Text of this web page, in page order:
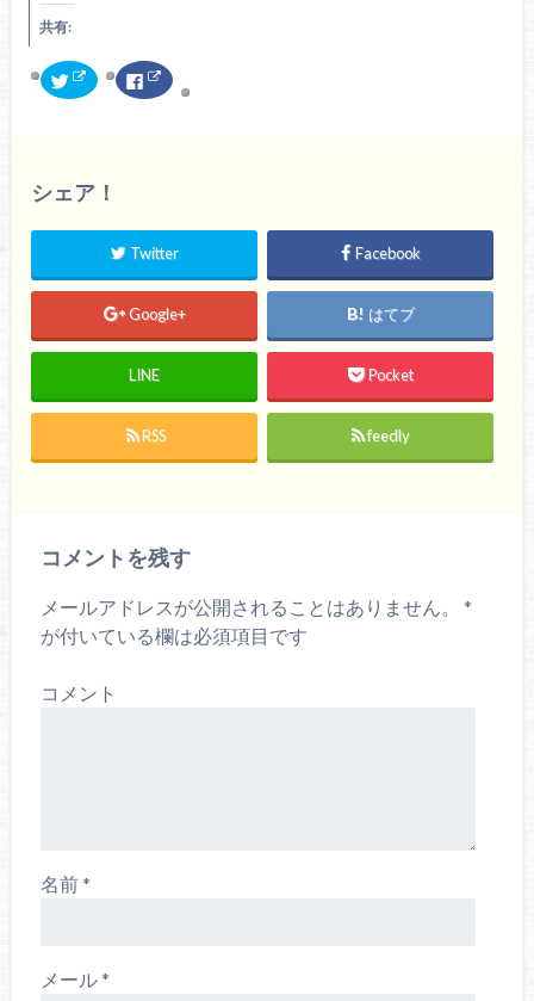
共有:
ク
ッ
i
t
e
共
有
し
い
ド
ウ
き
F
c
す
る
に
は
ク
ッ
ク
し
く
さ
い
(
新
し
ウ
で
ま
す
)
シェア！
Twitter Facebook
Google+ はてブ
LINE Pocket
RSS feedly
コメントを残す
メールアドレスが公開されることはありません。
*
が付いている欄は必須項目です
コメント
名前*
メール*